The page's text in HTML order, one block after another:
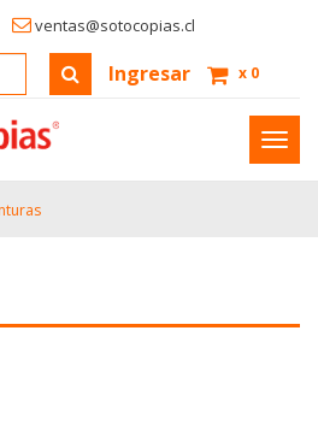
ventas@sotocopias.cl
Ingresar x 0